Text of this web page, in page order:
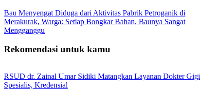
Bau Menyengat Diduga dari Aktivitas Pabrik Petroganik di
Merakurak, Warga: Setiap Bongkar Bahan, Baunya Sangat
Mengganggu
Rekomendasi untuk kamu
RSUD dr. Zainal Umar Sidiki Matangkan Layanan Dokter Gigi
Spesialis, Kredensial